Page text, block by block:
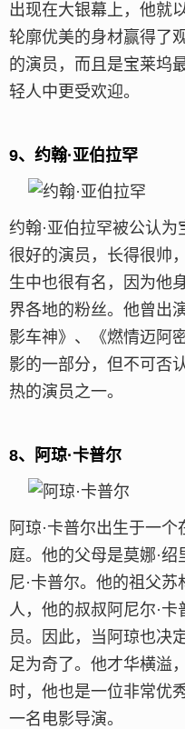
出现在大银幕上，他就
轮廓优美的身材赢得了
的演员，而且是宝莱坞
轻人中更受欢迎。
9、约翰·亚伯拉罕
约翰·亚伯拉罕被公认为
很好的演员，长得很帅
生中也很有名，因为他
界各地的粉丝。他曾出
影车神》、《燃情迈阿
影的一部分，但不可否
热的演员之一。
8、阿琼·卡普尔
阿琼·卡普尔出生于一
庭。他的父母是莫娜·
尼·卡普尔。他的祖父
人，他的叔叔阿尼尔·
员。因此，当阿琼也决
足为奇了。他才华横溢
时，他也是一位非常优
一名电影导演。